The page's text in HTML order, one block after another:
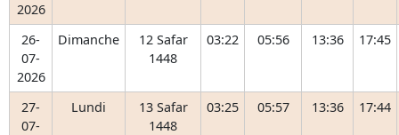
2026
26-
07-
2026
Dimanche
12 Safar
1448
03:22 05:56 13:36 17:45
27-
07-
Lundi
13 Safar
1448
03:25 05:57 13:36 17:44